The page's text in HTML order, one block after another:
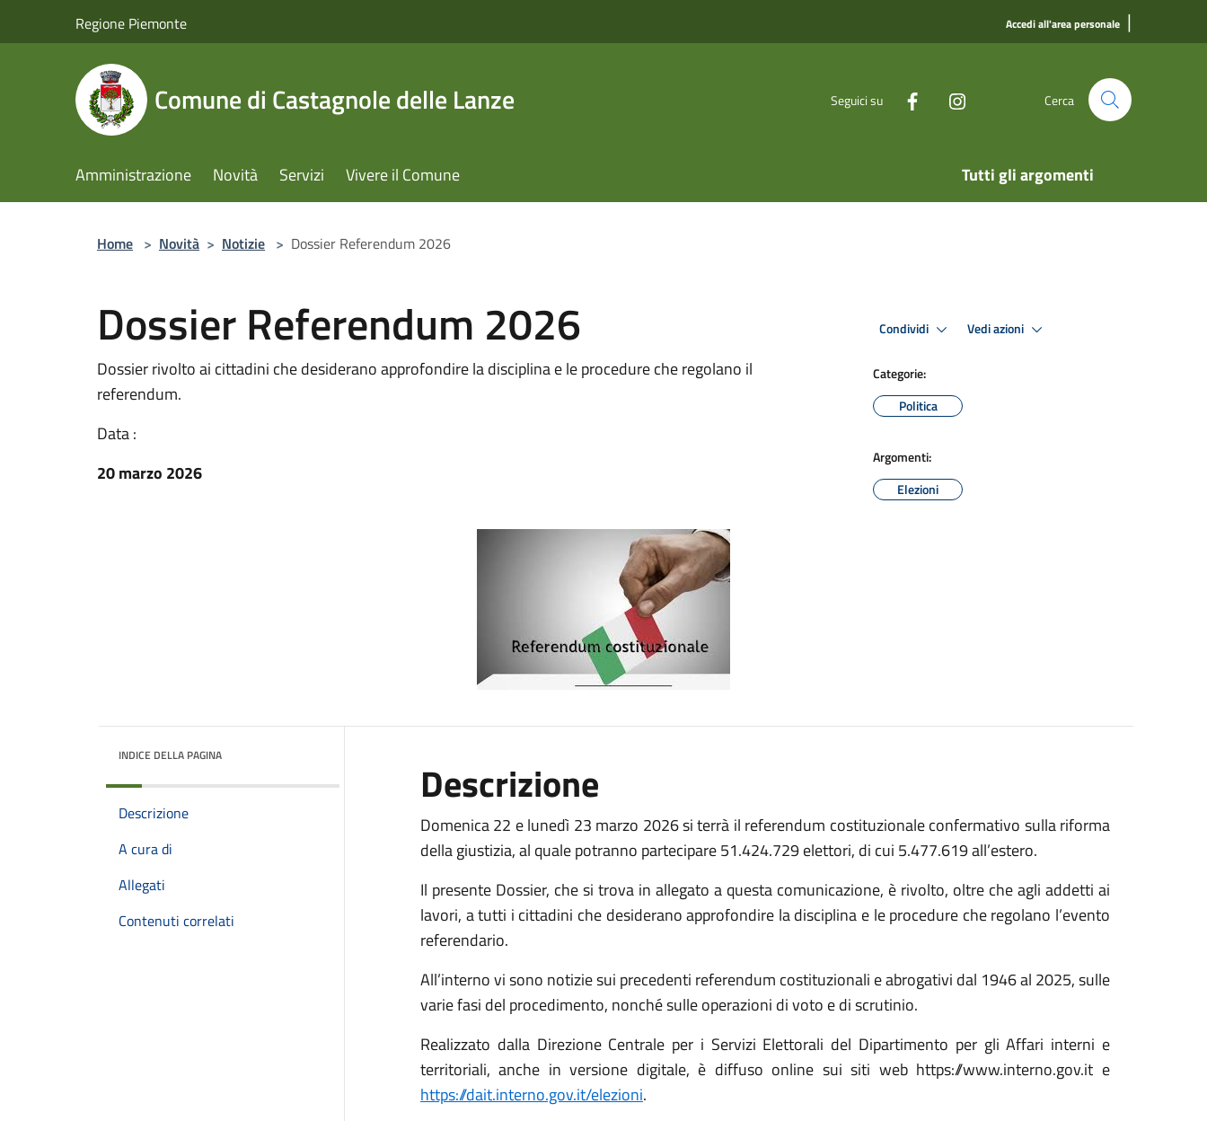
Regione Piemonte Accedi all'area personale |
Comune di Castagnole delle Lanze Seguici su Cerca
Amministrazione Novità Servizi Vivere il Comune Tutti gli argomenti
Home > Novità > Notizie > Dossier Referendum 2026
Dossier Referendum 2026
Dossier rivolto ai cittadini che desiderano approfondire la disciplina e le procedure che regolano il
referendum.
Data :
20 marzo 2026
Condividi Vedi azioni
Categorie:
Politica
Argomenti:
Elezioni
INDICE DELLA PAGINA
Descrizione
A cura di
Allegati
Contenuti correlati
Descrizione
Domenica 22 e lunedì 23 marzo 2026 si terrà il referendum costituzionale confermativo sulla riforma
della giustizia, al quale potranno partecipare 51.424.729 elettori, di cui 5.477.619 all’estero.
Il presente Dossier, che si trova in allegato a questa comunicazione, è rivolto, oltre che agli addetti ai
lavori, a tutti i cittadini che desiderano approfondire la disciplina e le procedure che regolano l’evento
referendario.
All’interno vi sono notizie sui precedenti referendum costituzionali e abrogativi dal 1946 al 2025, sulle
varie fasi del procedimento, nonché sulle operazioni di voto e di scrutinio.
Realizzato dalla Direzione Centrale per i Servizi Elettorali del Dipartimento per gli Affari interni e
territoriali, anche in versione digitale, è diffuso online sui siti web https://www.interno.gov.it e
https://dait.interno.gov.it/elezioni.